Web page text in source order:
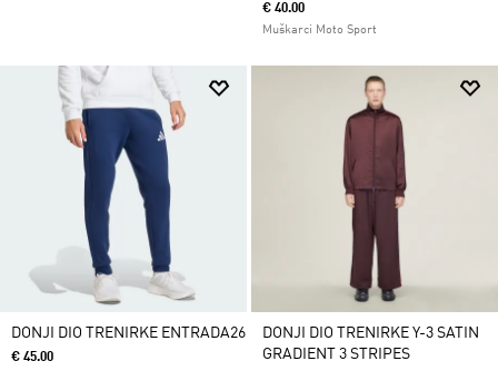
€ 40.00
Muškarci Moto Sport
DONJI DIO TRENIRKE ENTRADA26
€ 45.00
DONJI DIO TRENIRKE Y-3 SATIN
GRADIENT 3 STRIPES